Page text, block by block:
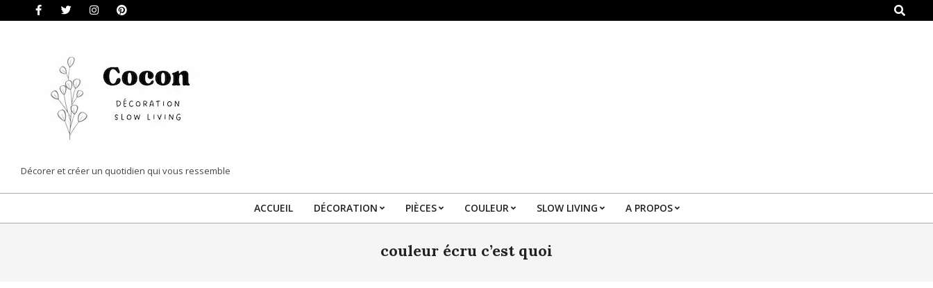
Search
COCON
|
DÉCORATION
Décorer et créer un quotidien qui vous ressemble
Primary
Menu
ACCUEIL DÉCORATION PIÈCES COULEUR SLOW LIVING A PROPOS
couleur écru c’est quoi